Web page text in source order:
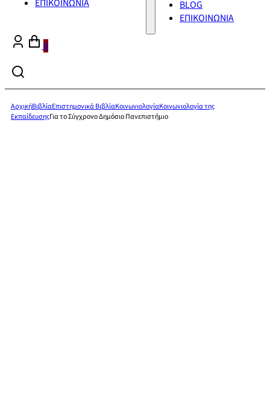
ΕΠΙΚΟΙΝΩΝΙΑ
BLOG
ΕΠΙΚΟΙΝΩΝΙΑ
0
ΑρχικήΒιβλίαΕπιστημονικά ΒιβλίαΚοινωνιολογίαΚοινωνιολογία της
ΕκπαίδευσηςΓια το Σύγχρονο Δημόσιο Πανεπιστήμιο